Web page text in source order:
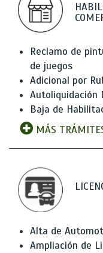
Reclamo de
de juegos
Adicional por
Autoliquidación
Baja de
MÁS
Alta de
Ampliación de